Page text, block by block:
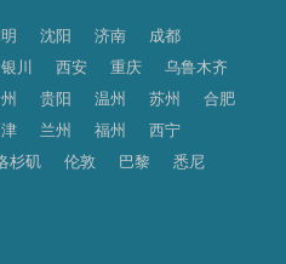
沈阳 济南
成都
银川 西安 重庆
乌鲁木齐
贵阳 温州 苏州
合肥
兰州 福州
西宁
杉矶 伦敦 巴黎
悉尼